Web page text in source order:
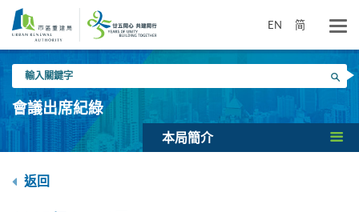
要
EN 简
入
關
鍵
搜尋
會議出席紀綠
本局簡介
返回